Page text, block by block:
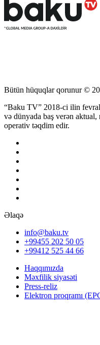
Bütün hüquqlar qorunur ©
“Baku TV” 2018-ci ilin fevral
və dünyada baş verən
operativ təqdim edir.
Əlaqə
info@baku.tv
+99455 202 50 05
+99412 525 44 66
Haqqımızda
Məxfilik siyasəti
Press-reliz
Elektron proqramı